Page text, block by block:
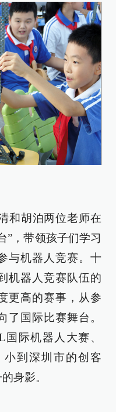
和胡泊两位老师在
”，带领孩子们学习
与机器人竞赛。十
机器人竞赛队伍的
更高的赛事，从参
了国际比赛舞台。
际机器人大赛、
到深圳市的创客
身影。